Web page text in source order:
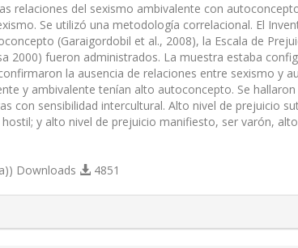
relaciones del sexismo ambivalente con
Se utilizó una metodología correlacional. El
(Garaigordobil et al., 2008), la Escala de
2000) fueron administrados. La muestra estaba
la ausencia de relaciones entre sexismo y
y ambivalente tenían alto autoconcepto. Se
con sensibilidad intercultural. Alto nivel de prejuicio
y alto nivel de prejuicio manifiesto, ser varón,
Downloads 4851